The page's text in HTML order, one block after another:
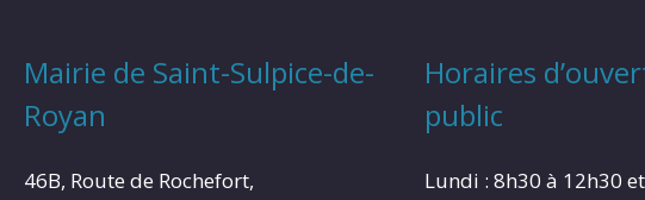
Mairie de Saint-Sulpice-de-
Royan
46B, Route de Rochefort,
Horaires
public
Lundi : 8h30 à 12h30